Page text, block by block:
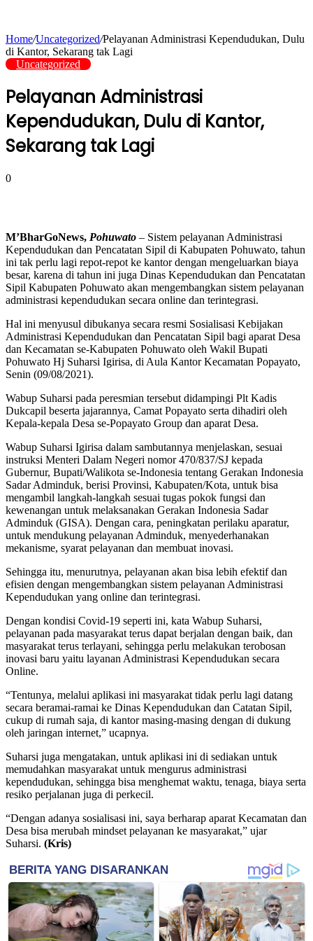
Home/Uncategorized/Pelayanan Administrasi Kependudukan, Dulu
di Kantor, Sekarang tak Lagi
Uncategorized
Pelayanan Administrasi
Kependudukan, Dulu di Kantor,
Sekarang tak Lagi
0
M’BharGoNews, Pohuwato – Sistem pelayanan Administrasi
Kependudukan dan Pencatatan Sipil di Kabupaten Pohuwato, tahun
ini tak perlu lagi repot-repot ke kantor dengan mengeluarkan biaya
besar, karena di tahun ini juga Dinas Kependudukan dan Pencatatan
Sipil Kabupaten Pohuwato akan mengembangkan sistem pelayanan
administrasi kependudukan secara online dan terintegrasi.
Hal ini menyusul dibukanya secara resmi Sosialisasi Kebijakan
Administrasi Kependudukan dan Pencatatan Sipil bagi aparat Desa
dan Kecamatan se-Kabupaten Pohuwato oleh Wakil Bupati
Pohuwato Hj Suharsi Igirisa, di Aula Kantor Kecamatan Popayato,
Senin (09/08/2021).
Wabup Suharsi pada peresmian tersebut didampingi Plt Kadis
Dukcapil beserta jajarannya, Camat Popayato serta dihadiri oleh
Kepala-kepala Desa se-Popayato Group dan aparat Desa.
Wabup Suharsi Igirisa dalam sambutannya menjelaskan, sesuai
instruksi Menteri Dalam Negeri nomor 470/837/SJ kepada
Gubernur, Bupati/Walikota se-Indonesia tentang Gerakan Indonesia
Sadar Adminduk, berisi Provinsi, Kabupaten/Kota, untuk bisa
mengambil langkah-langkah sesuai tugas pokok fungsi dan
kewenangan untuk melaksanakan Gerakan Indonesia Sadar
Adminduk (GISA). Dengan cara, peningkatan perilaku aparatur,
untuk mendukung pelayanan Adminduk, menyederhanakan
mekanisme, syarat pelayanan dan membuat inovasi.
Sehingga itu, menurutnya, pelayanan akan bisa lebih efektif dan
efisien dengan mengembangkan sistem pelayanan Administrasi
Kependudukan yang online dan terintegrasi.
Dengan kondisi Covid-19 seperti ini, kata Wabup Suharsi,
pelayanan pada masyarakat terus dapat berjalan dengan baik, dan
masyarakat terus terlayani, sehingga perlu melakukan terobosan
inovasi baru yaitu layanan Administrasi Kependudukan secara
Online.
“Tentunya, melalui aplikasi ini masyarakat tidak perlu lagi datang
secara beramai-ramai ke Dinas Kependudukan dan Catatan Sipil,
cukup di rumah saja, di kantor masing-masing dengan di dukung
oleh jaringan internet,” ucapnya.
Suharsi juga mengatakan, untuk aplikasi ini di sediakan untuk
memudahkan masyarakat untuk mengurus administrasi
kependudukan, sehingga bisa menghemat waktu, tenaga, biaya serta
resiko perjalanan juga di perkecil.
“Dengan adanya sosialisasi ini, saya berharap aparat Kecamatan dan
Desa bisa merubah mindset pelayanan ke masyarakat,” ujar
Suharsi. (Kris)